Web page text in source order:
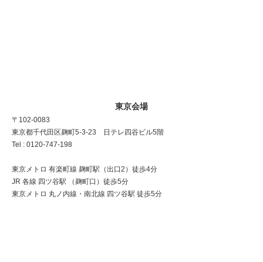
東京会場
〒102-0083
東京都千代田区麹町5-3-23 日テレ四谷ビル5階
Tel : 0120-747-198
東京メトロ 有楽町線 麹町駅（出口2）徒歩4分
JR 各線 四ツ谷駅 （麹町口）徒歩5分
東京メトロ 丸ノ内線・南北線 四ツ谷駅 徒歩5分